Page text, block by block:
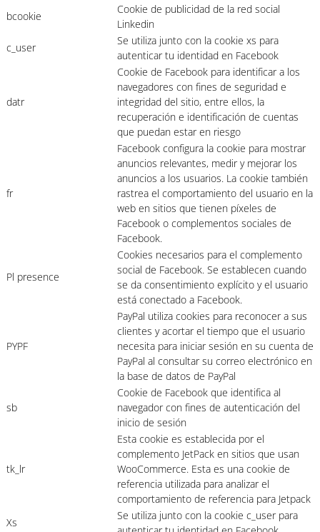
bcookie
Cookie de publicidad de la red social
Linkedin
c_user
Se utiliza junto con la cookie xs para
autenticar tu identidad en Facebook
datr
Cookie de Facebook para identificar a los
navegadores con fines de seguridad e
integridad del sitio, entre ellos, la
recuperación e identificación de cuentas
que puedan estar en riesgo
fr
Facebook configura la cookie para mostrar
anuncios relevantes, medir y mejorar los
anuncios a los usuarios. La cookie también
rastrea el comportamiento del usuario en la
web en sitios que tienen píxeles de
Facebook o complementos sociales de
Facebook.
Pl presence
Cookies necesarios para el complemento
social de Facebook. Se establecen cuando
se da consentimiento explícito y el usuario
está conectado a Facebook.
PYPF
PayPal utiliza cookies para reconocer a sus
clientes y acortar el tiempo que el usuario
necesita para iniciar sesión en su cuenta de
PayPal al consultar su correo electrónico en
la base de datos de PayPal
sb
Cookie de Facebook que identifica al
navegador con fines de autenticación del
inicio de sesión
tk_lr
Esta cookie es establecida por el
complemento JetPack en sitios que usan
WooCommerce. Esta es una cookie de
referencia utilizada para analizar el
comportamiento de referencia para Jetpack
Xs
Se utiliza junto con la cookie c_user para